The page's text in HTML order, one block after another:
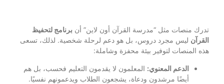
تدرك منصات مثل “مدرسة القرآن أون لاين” أن برنامج لتحفيظ
القرآن ليس مجرد دروس، بل هو دعم لرحلة شخصية. لذلك، تسعى
هذه المنصات لتوفير بيئة محفزة وشاملة:
الدعم المعنوي: المعلمون لا يقدمون التعليم فحسب، بل هم
أيضًا مرشدون ودعاة، يشجعون الطلاب ويدعمونهم نفسيًا.